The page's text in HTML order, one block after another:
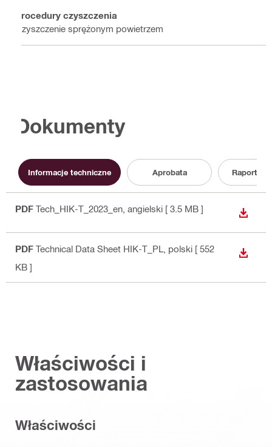
Procedury czyszczenia
Czyszczenie sprężonym powietrzem
Dokumenty
Informacje techniczne Aprobata Raport z
PDF Tech_HIK-T_2023_en , angielski [ 3.5 MB ]
PDF Technical Data Sheet HIK-T_PL , polski [ 552
KB ]
Właściwości i
zastosowania
Właściwości